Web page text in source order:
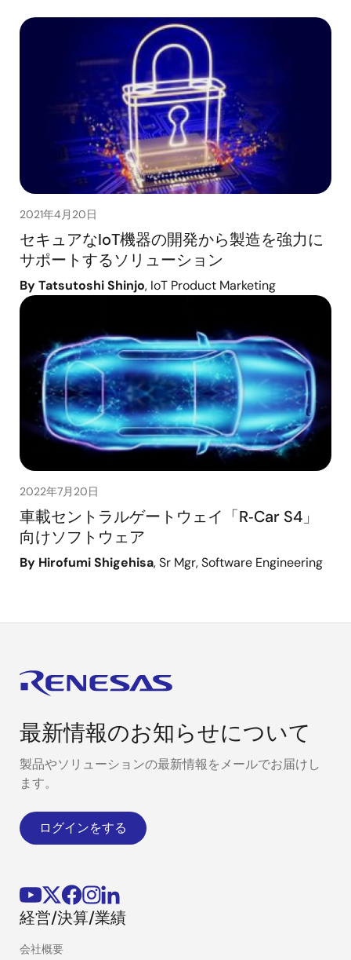
2021年4月20日
セキュアなIoT機器の開発から製造を強力に
サポートするソリューション
By Tatsutoshi Shinjo, IoT Product Marketing
2022年7月20日
車載セントラルゲートウェイ「R‑Car S4」
向けソフトウェア
By Hirofumi Shigehisa, Sr Mgr, Software Engineering
最新情報のお知らせについて
製品やソリューションの最新情報をメールでお届けし
ます。
ログインをする
経営/決算/業績
会社概要